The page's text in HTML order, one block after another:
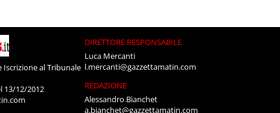
al Tribunale
13/12/2012
DIRETTORE RESPONSABILE
Luca Mercanti
l.mercanti@gazzettamatin.com
REDAZIONE
Alessandro Bianchet
a.bianchet@gazzettamatin.com